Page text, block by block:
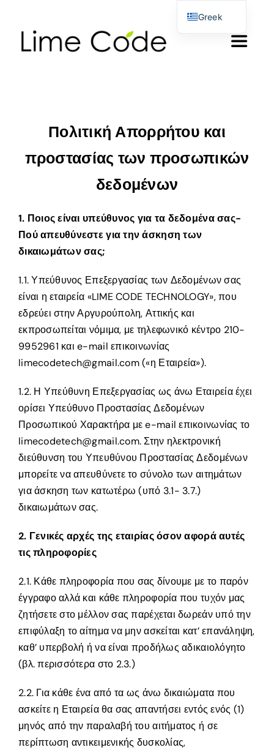
content
Toggle
Προϊόντα & Υπηρεσίες
Σχετικά με εμας
Επικοινωνία
Zήτησε Προσφορά
Πολιτική Απορρήτου και
προστασίας των προσωπικών
δεδομένων
1. Ποιος είναι υπεύθυνος για τα δεδομένα σας-
Πού απευθύνεστε για την άσκηση των
δικαιωμάτων σας;
1.1. Υπεύθυνος Επεξεργασίας των Δεδομένων σας
είναι η εταιρεία «LIME CODE TECHNOLOGY», που
εδρεύει στην Αργυρούπολη, Αττικής και
εκπροσωπείται νόμιμα, με τηλεφωνικό κέντρο 210-
9952961 και e-mail επικοινωνίας
limecodetech@gmail.com («η Εταιρεία»).
1.2. Η Υπεύθυνη Επεξεργασίας ως άνω Εταιρεία έχει
ορίσει Υπεύθυνο Προστασίας Δεδομένων
Προσωπικού Χαρακτήρα με e-mail επικοινωνίας το
limecodetech@gmail.com. Στην ηλεκτρονική
διεύθυνση του Υπευθύνου Προστασίας Δεδομένων
μπορείτε να απευθύνετε το σύνολο των αιτημάτων
για άσκηση των κατωτέρω (υπό 3.1- 3.7.)
δικαιωμάτων σας.
2. Γενικές αρχές της εταιρίας όσον αφορά αυτές
τις πληροφορίες
2.1. Κάθε πληροφορία που σας δίνουμε με το παρόν
έγγραφο αλλά και κάθε πληροφορία που τυχόν μας
ζητήσετε στο μέλλον σας παρέχεται δωρεάν υπό την
επιφύλαξη το αίτημα να μην ασκείται κατ’ επανάληψη,
καθ’ υπερβολή ή να είναι προδήλως αδικαιολόγητο
(βλ. περισσότερα στο 2.3.)
2.2. Για κάθε ένα από τα ως άνω δικαιώματα που
ασκείτε η Εταιρεία θα σας απαντήσει εντός ενός (1)
μηνός από την παραλαβή του αιτήματος ή σε
περίπτωση αντικειμενικής δυσκολίας,
Greek